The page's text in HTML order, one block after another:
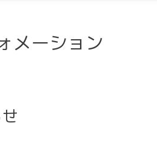
メーション